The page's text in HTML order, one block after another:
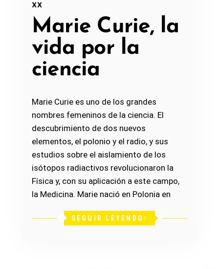
XX
Marie Curie, la
vida por la
ciencia
Marie Curie es uno de los grandes
nombres femeninos de la ciencia. El
descubrimiento de dos nuevos
elementos, el polonio y el radio, y sus
estudios sobre el aislamiento de los
isótopos radiactivos revolucionaron la
Física y, con su aplicación a este campo,
la Medicina. Marie nació en Polonia en
SEGUIR LEYENDO